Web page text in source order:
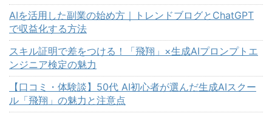
AIを活用した副業の始め方｜トレンドブログとChatGPT
で収益化する方法
スキル証明で差をつける！「飛翔」×生成AIプロンプトエ
ンジニア検定の魅力
【口コミ・体験談】50代 AI初心者が選んだ生成AIスクー
ル「飛翔」の魅力と注意点